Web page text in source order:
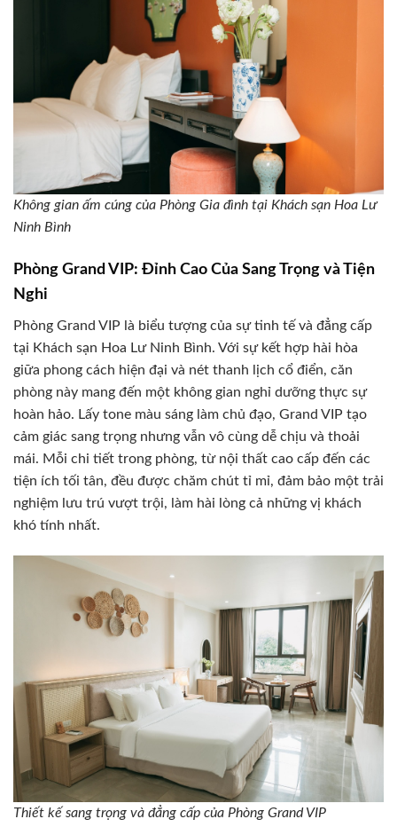
Không gian ấm cúng của Phòng Gia đình tại Khách sạn Hoa Lư
Ninh Bình
Phòng Grand VIP: Đỉnh Cao Của Sang Trọng và Tiện
Nghi
Phòng Grand VIP là biểu tượng của sự tinh tế và đẳng cấp
tại Khách sạn Hoa Lư Ninh Bình. Với sự kết hợp hài hòa
giữa phong cách hiện đại và nét thanh lịch cổ điển, căn
phòng này mang đến một không gian nghỉ dưỡng thực sự
hoàn hảo. Lấy tone màu sáng làm chủ đạo, Grand VIP tạo
cảm giác sang trọng nhưng vẫn vô cùng dễ chịu và thoải
mái. Mỗi chi tiết trong phòng, từ nội thất cao cấp đến các
tiện ích tối tân, đều được chăm chút tỉ mỉ, đảm bảo một trải
nghiệm lưu trú vượt trội, làm hài lòng cả những vị khách
khó tính nhất.
Thiết kế sang trọng và đẳng cấp của Phòng Grand VIP